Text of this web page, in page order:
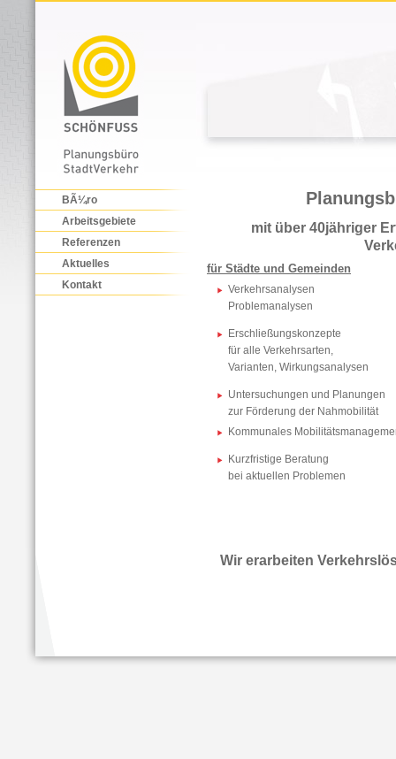
BÃ¼ro
Arbeitsgebiete
Referenzen
Aktuelles
Kontakt
mit über 40jähriger
für Städte und Gemeinden
Verkehrsanalysen
Problemanalysen
Erschließungskonzepte
für alle Verkehrsarten,
Varianten, Wirkungsanalysen
Untersuchungen und Planungen
zur Förderung der Nahmobilität
Kommunales
Kurzfristige Beratung
bei aktuellen Problemen
Wir erarbeiten